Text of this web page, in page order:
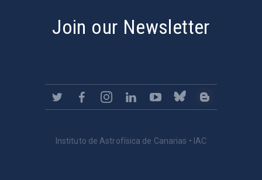
Join our Newsletter
Instituto de Astrofísica de Canarias • IAC